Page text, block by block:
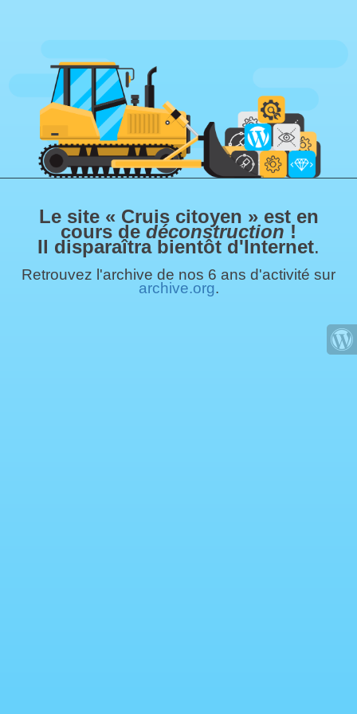
Le site « Cruis citoyen » est en
cours de déconstruction !
Il disparaîtra bientôt d'Internet.
Retrouvez l'archive de nos 6 ans d'activité sur
archive.org.